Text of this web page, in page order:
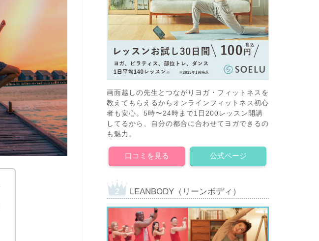
画面越しの先生とつながりヨガ・フィットネスを
教えてもらえるからオンラインフィットネス初心
者も安心。5時〜24時まで1日200レッスン開講
してるから、自分の都合に合わせてヨガできるの
も魅力。
口コミを見る 公式ページ
LEANBODY（リーンボディ）